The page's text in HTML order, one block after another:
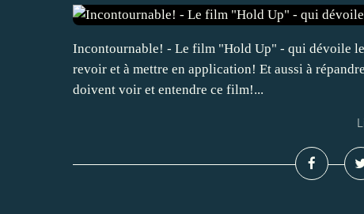
Incontournable! - Le film "Hold Up" - qui dévoile
revoir et à mettre en application! Et aussi à
doivent voir et entendre ce film!...